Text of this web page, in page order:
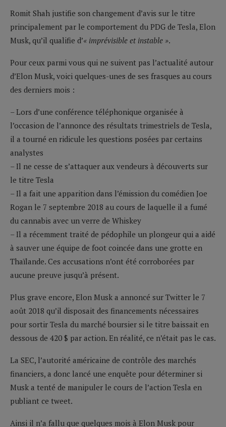
Romit Shah justifie son changement d’avis sur le titre
principalement par le comportement du PDG de Tesla, Elon
Musk, qu’il qualifie d’« imprévisible et instable ».
Pour ceux parmi vous qui ne suivent pas l’actualité autour
d’Elon Musk, voici quelques-unes de ses frasques au cours
des derniers mois :
– Lors d’une conférence téléphonique organisée à
l’occasion de l’annonce des résultats trimestriels de Tesla,
il a tourné en ridicule les questions posées par certains
analystes
– Il ne cesse de s’attaquer aux vendeurs à découverts sur
le titre Tesla
– Il a fait une apparition dans l’émission du comédien Joe
Rogan le 7 septembre 2018 au cours de laquelle il a fumé
du cannabis avec un verre de Whiskey
– Il a récemment traité de pédophile un plongeur qui a aidé
à sauver une équipe de foot coincée dans une grotte en
Thaïlande. Ces accusations n’ont été corroborées par
aucune preuve jusqu’à présent.
Plus grave encore, Elon Musk a annoncé sur Twitter le 7
août 2018 qu’il disposait des financements nécessaires
pour sortir Tesla du marché boursier si le titre baissait en
dessous de 420 $ par action. En réalité, ce n’était pas le cas.
La SEC, l’autorité américaine de contrôle des marchés
financiers, a donc lancé une enquête pour déterminer si
Musk a tenté de manipuler le cours de l’action Tesla en
publiant ce tweet.
Ainsi il n’a fallu que quelques mois à Elon Musk pour